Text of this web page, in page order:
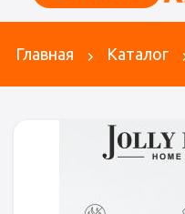
Главная Каталог